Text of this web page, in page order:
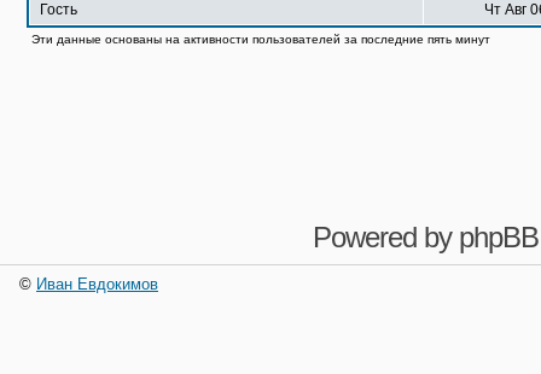
Гость
Чт Авг
Эти данные основаны на активности пользователей за последние пять минут
Powered by phpBB
© Иван Евдокимов